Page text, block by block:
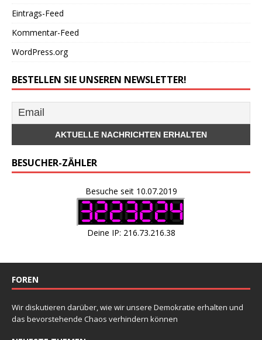
Eintrags-Feed
Kommentar-Feed
WordPress.org
BESTELLEN SIE UNSEREN NEWSLETTER!
BESUCHER-ZÄHLER
Besuche seit 10.07.2019
Deine IP: 216.73.216.38
FOREN
Wir diskutieren darüber, wie wir unsere Demokratie erhalten und
das bevorstehende Chaos verhindern können